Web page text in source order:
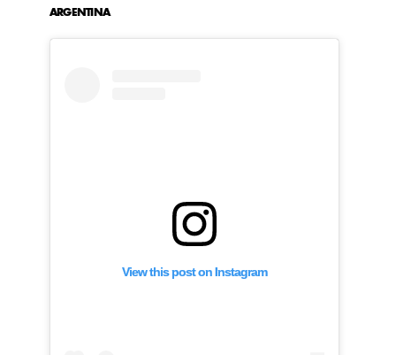
ARGENTINA
View this post on Instagram